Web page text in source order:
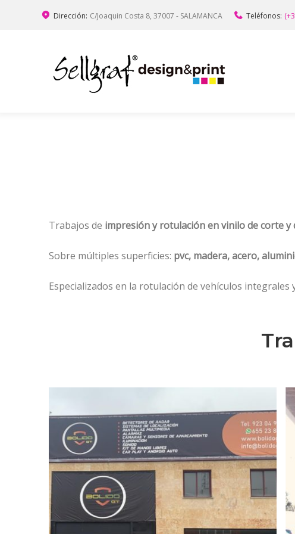
Dirección: C/Joaquin Costa 8, 37007 - SALAMANCA Teléfonos:
Trabajos de impresión y rotulación en vinilo de corte y
Sobre múltiples superficies: pvc, madera, acero,
Especializados en la rotulación de vehículos integrales
LONAS Y VINILOS EXTERIOR
Rotulación fachada El Pícaro
LONAS Y VINILOS EXTERIOR
Lona gran formato Energía